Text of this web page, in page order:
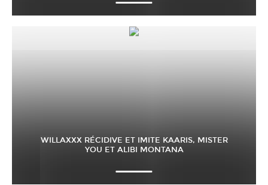
WILLAXXX RÉCIDIVE ET IMITE KAARIS, MISTER
YOU ET ALIBI MONTANA